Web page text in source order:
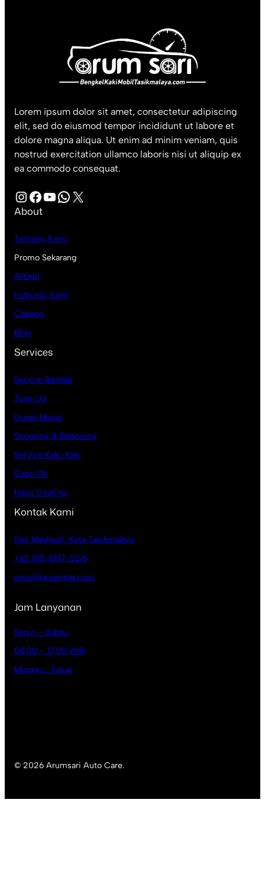
Lorem ipsum dolor sit amet, consectetur adipiscing
elit, sed do eiusmod tempor incididunt ut labore et
dolore magna aliqua. Ut enim ad minim veniam, quis
nostrud exercitation ullamco laboris nisi ut aliquip ex
ea commodo consequat.
InstagramFacebook YouTube WhatsApp X
About
Tentang Kami
Promo Sekarang
Artikel
Hubungi Kami
Cabang
Blog
Services
Service Berkala
Tune Up
Gurah Mesin
Spooring & Balancing
Service Kaki-Kaki
Ganti Oli
Nano Coating
Kontak Kami
Haji Mashudi, Kota Tasikmalaya
+62 813-1897-0216
email@example.com
Jam Lanyanan
Senin – Sabtu:
08.00 – 17.00 WIB
Minggu : Tutup
© 2026 Arumsari Auto Care.